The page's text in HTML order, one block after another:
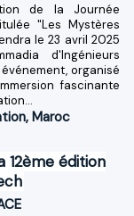
de la Journée
"Les Mystères
le 23 avril 2025
d'Ingénieurs
organisé
fascinante
, Maroc
12ème édition